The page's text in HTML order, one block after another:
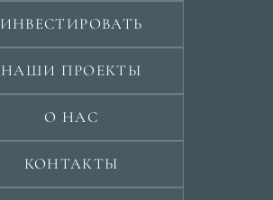
ИНВЕСТИРОВАТЬ
НАШИ ПРОЕКТЫ
О НАС
КОНТАКТЫ